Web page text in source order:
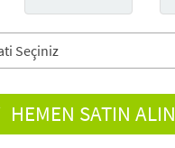
Seçiniz
HEMEN SATIN ALIN